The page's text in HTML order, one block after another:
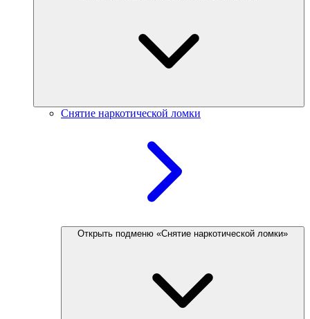
Снятие наркотической ломки
Открыть подменю «Снятие наркотической ломки»